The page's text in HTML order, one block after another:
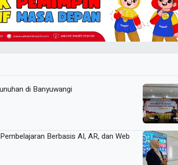
di Banyuwangi
Berbasis AI, AR, dan Web